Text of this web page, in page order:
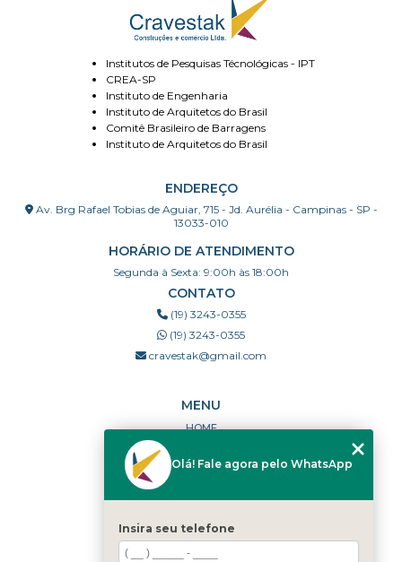
Institutos de Pesquisas Técnológicas - IPT
CREA-SP
Instituto de Engenharia
Instituto de Arquitetos do Brasil
Comitê Brasileiro de Barragens
Instituto de Arquitetos do Brasil
ENDEREÇO
Av. Brg Rafael Tobias de Aguiar, 715 - Jd. Aurélia - Campinas - SP -
13033-010
HORÁRIO DE ATENDIMENTO
Segunda à Sexta: 9:00h às 18:00h
CONTATO
(19) 3243-0355
(19) 3243-0355
cravestak@gmail.com
MENU
HOME
PORTFÓLIO
DÚVIDAS FREQUENTES
CATEGORIAS
MAPA DO SITE
Olá! Fale agora pelo WhatsApp
Insira seu telefone